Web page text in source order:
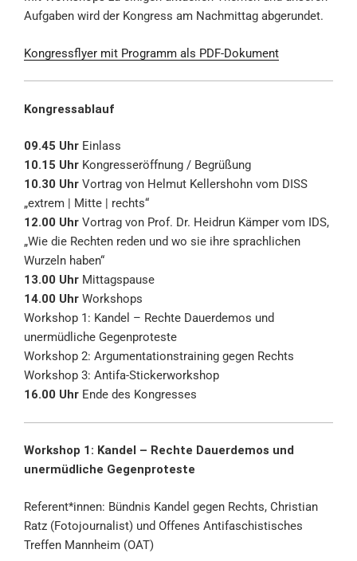
Aufgaben wird der Kongress am Nachmittag abgerundet.
Kongressflyer mit Programm als PDF-Dokument
Kongressablauf
09.45 Uhr Einlass
10.15 Uhr Kongresseröffnung / Begrüßung
10.30 Uhr Vortrag von Helmut Kellershohn vom DISS
„extrem | Mitte | rechts“
12.00 Uhr Vortrag von Prof. Dr. Heidrun Kämper vom IDS,
„Wie die Rechten reden und wo sie ihre sprachlichen
Wurzeln haben“
13.00 Uhr Mittagspause
14.00 Uhr Workshops
Workshop 1: Kandel – Rechte Dauerdemos und
unermüdliche Gegenproteste
Workshop 2: Argumentationstraining gegen Rechts
Workshop 3: Antifa-Stickerworkshop
16.00 Uhr Ende des Kongresses
Workshop 1: Kandel – Rechte Dauerdemos und
unermüdliche Gegenproteste
Referent*innen: Bündnis Kandel gegen Rechts, Christian
Ratz (Fotojournalist) und Offenes Antifaschistisches
Treffen Mannheim (OAT)